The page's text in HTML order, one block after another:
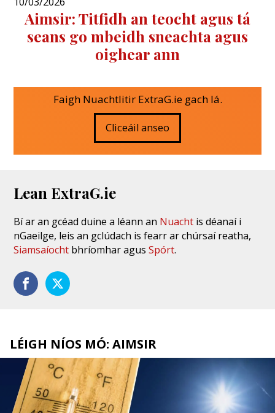
Aimsir: Titfidh an teocht agus tá
seans go mbeidh sneachta agus
oighear ann
Faigh Nuachtlitir ExtraG.ie gach lá.
Cliceáil anseo
Lean ExtraG.ie
Bí ar an gcéad duine a léann an Nuacht is déanaí i
nGaeilge, leis an gclúdach is fearr ar chúrsaí reatha,
Siamsaíocht bhríomhar agusSpórt.
LÉIGH NÍOS MÓ: AIMSIR